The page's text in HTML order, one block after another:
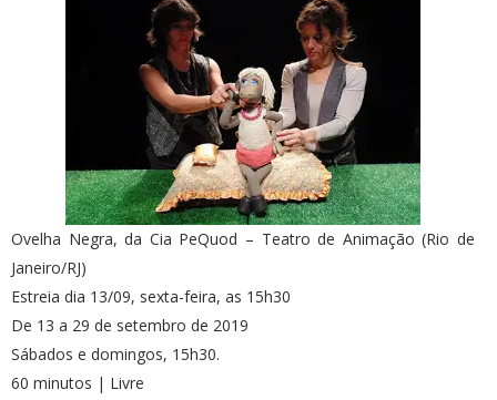
Ovelha Negra, da Cia PeQuod – Teatro de Animação (Rio de
Janeiro/RJ)
Estreia dia 13/09, sexta-feira, as 15h30
De 13 a 29 de setembro de 2019
Sábados e domingos, 15h30.
60 minutos | Livre